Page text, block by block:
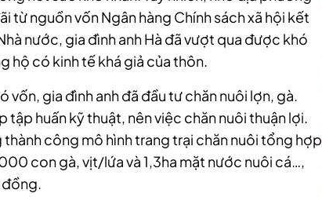
từ nguồn vốn Ngân hàng Chính sách xã hội kết
nước, gia đình anh Hà đã vượt qua được khó
hộ có kinh tế khá giả của thôn.
vốn, gia đình anh đã đầu tư chăn nuôi lợn, gà.
huấn kỹ thuật, nên việc chăn nuôi thuận lợi.
thành công mô hình trang trại chăn nuôi tổng hợp
con gà, vịt/lứa và 1,3ha mặt nước nuôi cá…,